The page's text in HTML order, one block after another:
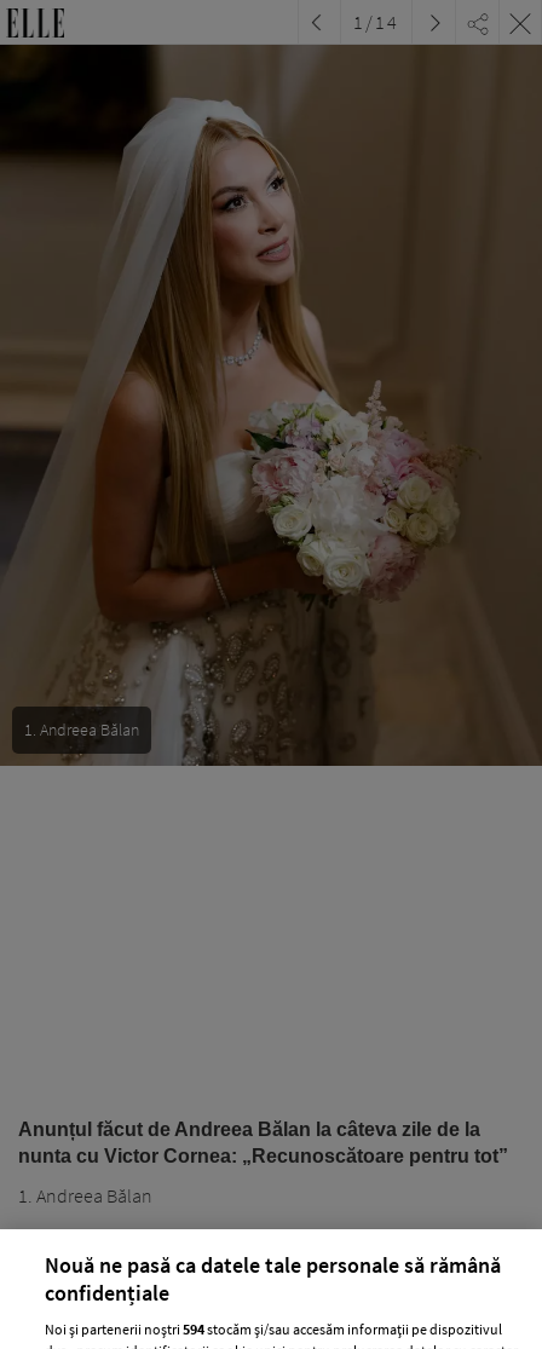
1. Andreea Bălan
Anunțul făcut de Andreea Bălan la câteva zile de la
nunta cu Victor Cornea: „Recunoscătoare pentru tot”
1. Andreea Bălan
1 /14
Nouă ne pasă ca datele tale personale să rămână
confidențiale
Noi și partenerii noștri594stocăm și/sau accesăm informații pe dispozitivul